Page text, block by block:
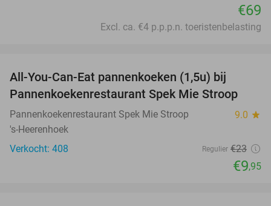
€69
Excl. ca. €4 p.p.p.n. toeristenbelasting
All-You-Can-Eat pannenkoeken (1,5u) bij
Pannenkoekenrestaurant Spek Mie Stroop
Pannenkoekenrestaurant Spek Mie Stroop 9.0 star
's-Heerenhoek
Verkocht: 408
Regulier €23
€9,95